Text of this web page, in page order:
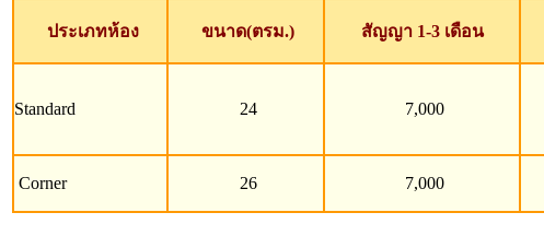
ประเภทห้อง ขนาด(ตรม.) สัญญา 1-3 เดือน
Standard 24 7,000
Corner 26 7,000